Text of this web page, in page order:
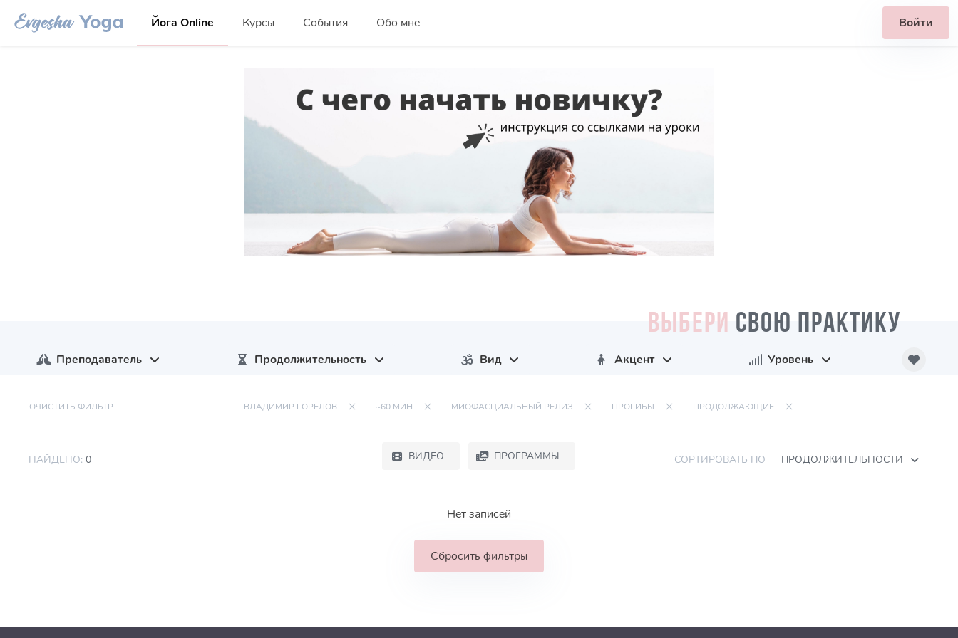
Йога Online Курсы События Обо мне Войти
ВЫБЕРИ СВОЮ ПРАКТИКУ
Преподаватель Продолжительность Вид Акцент Уровень
ОЧИСТИТЬ ФИЛЬТР ВЛАДИМИР ГОРЕЛОВ ~60 МИН МИОФАСЦИАЛЬНЫЙ РЕЛИЗ ПРОГИБЫ ПРОДОЛЖАЮЩИЕ
НАЙДЕНО: 0 ВИДЕО ПРОГРАММЫ СОРТИРОВАТЬ ПО ПРОДОЛЖИТЕЛЬНОСТИ
Нет записей
Сбросить фильтры